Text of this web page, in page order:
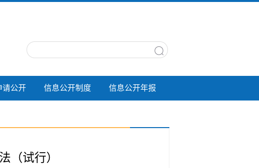
请公开 信息公开制度 信息公开年报
（试行）